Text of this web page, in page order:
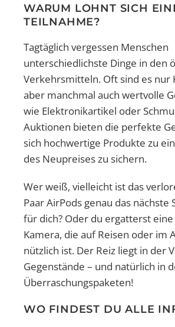
WARUM LOHNT SICH
TEILNAHME?
Tagtäglich vergessen Menschen
unterschiedlichste Dinge in den
Verkehrsmitteln. Oft sind es nur
aber manchmal auch wertvolle
wie Elektronikartikel oder
Auktionen bieten die perfekte
sich hochwertige Produkte zu
des Neupreises zu sichern.
Wer weiß, vielleicht ist das
Paar AirPods genau das nächste
für dich? Oder du ergatterst
Kamera, die auf Reisen oder im
nützlich ist. Der Reiz liegt in der
Gegenstände – und natürlich in
Überraschungspaketen!
WO FINDEST DU ALLE